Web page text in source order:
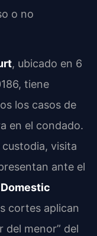
o no
, ubicado en 6
tiene
los casos de
en el condado.
visita
ante el
cortes aplican
del menor” del